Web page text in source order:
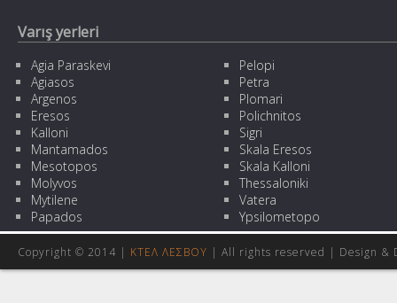
Varış yerleri
Agia Paraskevi
Agiasos
Argenos
Eresos
Kalloni
Mantamados
Mesotopos
Molyvos
Mytilene
Papados
Pelopi
Petra
Plomari
Polichnitos
Sigri
Skala Eresos
Skala Kalloni
Thessaloniki
Vatera
Ypsilometopo
Copyright © 2014 | ΚΤΕΛ ΛΕΣΒΟΥ | All rights reserved | Design &